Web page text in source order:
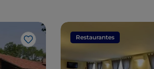
Me gusta
Restaurantes